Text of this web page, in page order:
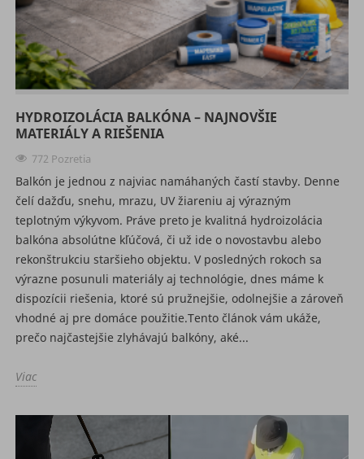
HYDROIZOLÁCIA BALKÓNA – NAJNOVŠIE
MATERIÁLY A RIEŠENIA
772 Pozretia
Balkón je jednou z najviac namáhaných častí stavby. Denne
čelí dažďu, snehu, mrazu, UV žiareniu aj výrazným
teplotným výkyvom. Práve preto je kvalitná hydroizolácia
balkóna absolútne kľúčová, či už ide o novostavbu alebo
rekonštrukciu staršieho objektu. V posledných rokoch sa
výrazne posunuli materiály aj technológie, dnes máme k
dispozícii riešenia, ktoré sú pružnejšie, odolnejšie a zároveň
vhodné aj pre domáce použitie.Tento článok vám ukáže,
prečo najčastejšie zlyhávajú balkóny, aké...
Viac